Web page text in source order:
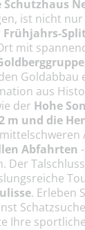
ist nicht
Frühjahrs-
mit
Goldabbau
aus
der Hohe
m und die
Abfahrten
Der
. Erleben
Ihre